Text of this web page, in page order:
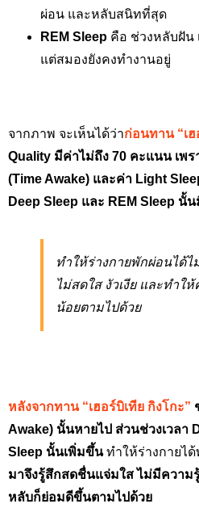
ผ่อน และหลับสนิทที่สุด
REM Sleep คือ ช่วงหลับฝัน
แต่สมองยังคงทำงานอยู่
จากภาพ จะเห็นได้ว่าก่อนทาน “เ
Quality มีค่าไม่ถึง 70 คะแนน เพ
(Time Awake) และค่า Light
Deep Sleep และ REM Sleep นั้
ทำให้ร่างกายพักผ่อนได้ไ
ไม่สดใส งัวเงีย และทำ
น้อยตามไปด้วย
หลังจากทาน “เฮอร์บิเทีย กิงโกะ”
Awake) นั้นหายไป ส่วนช่วงเวลา
Sleep นั้นเพิ่มขึ้นทำให้ร่างกายไ
มาจึงรู้สึกสดชื่นแจ่มใส ไม่มีความ
หลับก็ย่อมดีขึ้นตามไปด้วย